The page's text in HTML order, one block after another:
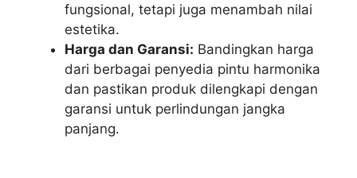
fungsional, tetapi juga menambah nilai
estetika.
Harga dan Garansi: Bandingkan harga
dari berbagai penyedia pintu harmonika
dan pastikan produk dilengkapi dengan
garansi untuk perlindungan jangka
panjang.